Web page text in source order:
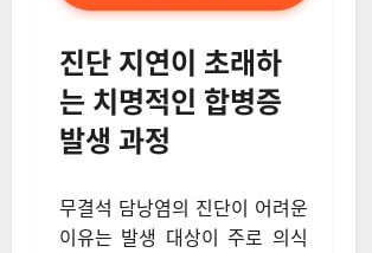
진단 지연이 초래하
는 치명적인 합병증
발생 과정
무결석 담낭염의 진단이 어려운
이유는 발생 대상이 주로 의식